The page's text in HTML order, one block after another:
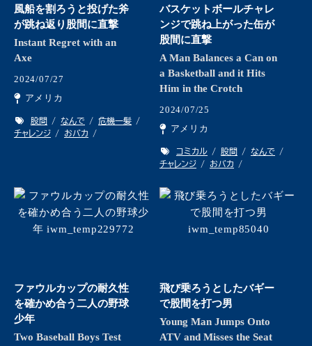
風船を割ろうと投げた斧
が跳ね返り股間に直撃
Instant Regret with an
Axe
2024/07/27
アメリカ
股間 なんで
危機一髪
チャレンジ
おバカ
バスケットボールチャレ
ンジで跳ね上がった缶が
股間に直撃
A Man Balances a Can on
a Basketball and it Hits
Him in the Crotch
2024/07/25
アメリカ
コミカル 股間
なんで
チャレンジ
おバカ
ファウルカップの耐久性
を確かめ合う二人の野球
少年
Two Baseball Boys Test
飛び乗ろうとしたバギー
で股間を打つ男
Young Man Jumps Onto
ATV and Misses the Seat